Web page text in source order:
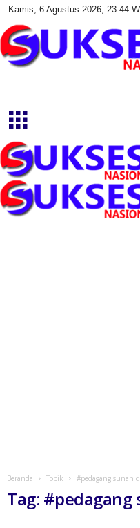
Kamis, 6 Agustus 2026, 23:44
s
i
a
s
Beranda Topik #pedagang sunan
Tag: